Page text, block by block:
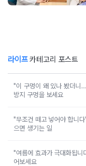
라이프카테고리 포스트
"이 구멍이 왜 있나 봤더니
방지 구멍을 보세요
"무조건 떼고 넣어야 합니
으면 생기는 일
"여름에 효과가 극대화됩
어보세요